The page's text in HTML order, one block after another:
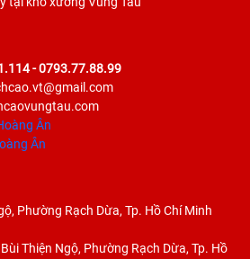
- 0793.77.88.99
Ân
Ân
Phường Rạch Dừa, Tp. Hồ Chí Minh
Bùi Thiện Ngộ, Phường Rạch Dừa, Tp. Hồ